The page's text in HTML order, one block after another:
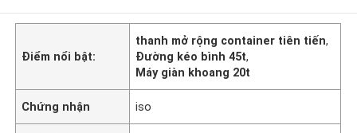
Điểm nổi bật:
thanh mở rộng container tiên tiến,
Đường kéo bình 45t,
Máy giàn khoang 20t
Chứng nhận iso